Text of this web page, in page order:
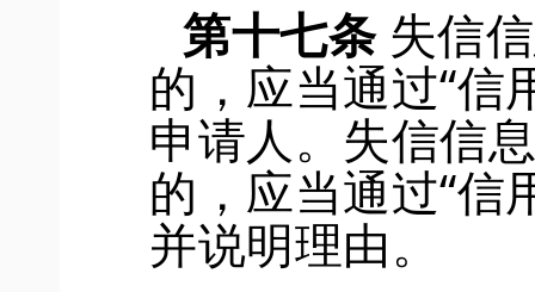
第十七条 失信
的，应当通过“信
申请人。失信信
的，应当通过“信
并说明理由。